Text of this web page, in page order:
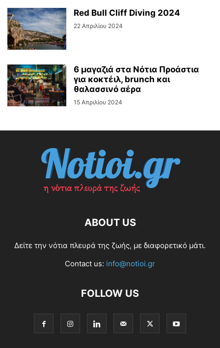
Red Bull Cliff Diving 2024
22 Απριλίου 2024
6 μαγαζιά στα Νότια Προάστια
για κοκτέιλ, brunch και
θαλασσινό αέρα
15 Απριλίου 2024
ABOUT US
Δείτε την νότια πλευρά της ζωής, με διαφορετικό μάτι.
Contact us: info@notioi.gr
FOLLOW US